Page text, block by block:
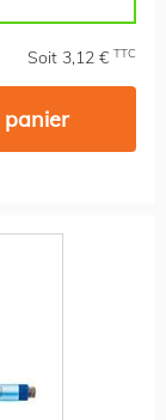
Soit 3,12 € TTC
panier